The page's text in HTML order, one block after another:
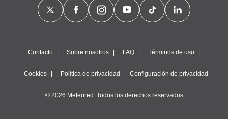
Contacto Sobre nosotros FAQ Términos de uso
Cookies Política de privacidad Configuración de privacidad
© 2026 Meteored. Todos los derechos reservados